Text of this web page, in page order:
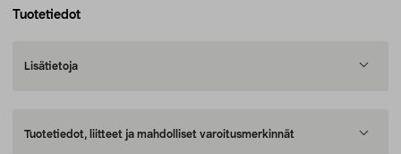
Tuotetiedot
Lisätietoja
Tuotetiedot, liitteet ja mahdolliset varoitusmerkinnät